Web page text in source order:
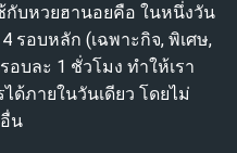
กับหวยฮานอยคือ ในหนึ่งวัน
รอบหลัก (เฉพาะกิจ, พิเศษ,
อบละ 1 ชั่วโมง ทำให้เรา
ด้ภายในวันเดียว โดยไม่
น